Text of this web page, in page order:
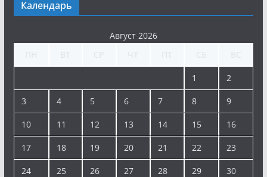
Календарь
Август 2026
1 2
3 4 5 6 7 8 9
10 11 12 13 14 15 16
17 18 19 20 21 22 23
24 25 26 27 28 29 30